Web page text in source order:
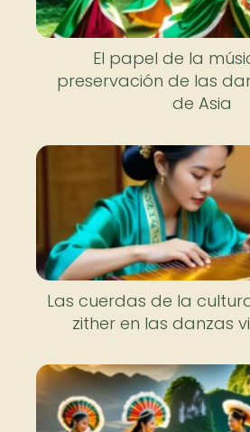
El papel de la
preservación de las
de Asia
Las cuerdas de la
zither en las danzas